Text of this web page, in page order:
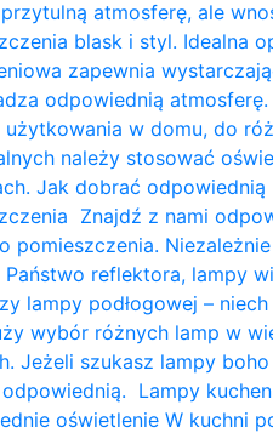
atmosferę, ale
blask i styl. Idealna
zapewnia
odpowiednią
użytkowania w domu, do
należy stosować
Jak dobrać
Znajdź z nami
pomieszczenia.
Państwo reflektora, lampy
lampy podłogowej –
wybór różnych lamp w
Jeżeli szukasz lampy
Lampy
oświetlenie W kuchni